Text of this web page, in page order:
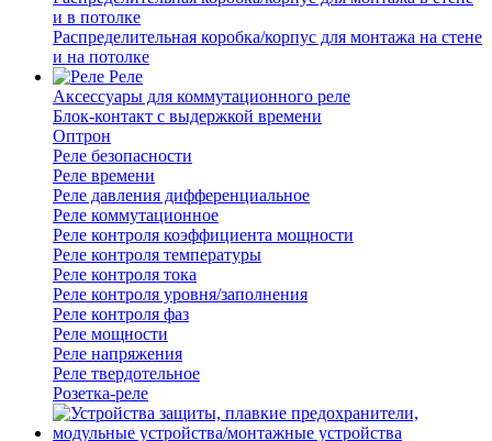
и в потолке
Распределительная коробка/корпус для монтажа на стене
и на потолке
Реле
Аксессуары для коммутационного реле
Блок-контакт с выдержкой времени
Оптрон
Реле безопасности
Реле времени
Реле давления дифференциальное
Реле коммутационное
Реле контроля коэффициента мощности
Реле контроля температуры
Реле контроля тока
Реле контроля уровня/заполнения
Реле контроля фаз
Реле мощности
Реле напряжения
Реле твердотельное
Розетка-реле